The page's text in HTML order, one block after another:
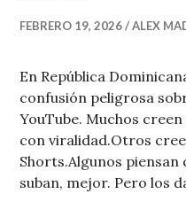
FEBRERO 19, 2026 ALEX
En República
confusión peligrosa
YouTube. Muchos
con viralidad.Otros
Shorts.Algunos
suban, mejor. Pero los